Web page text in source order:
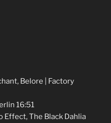
Belore | Factory
16:51
Effect, The Black Dahlia